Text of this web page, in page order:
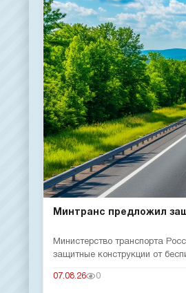
Минтранс предложил
Министерство транспорта
защитные конструкции от
07.08.26 0